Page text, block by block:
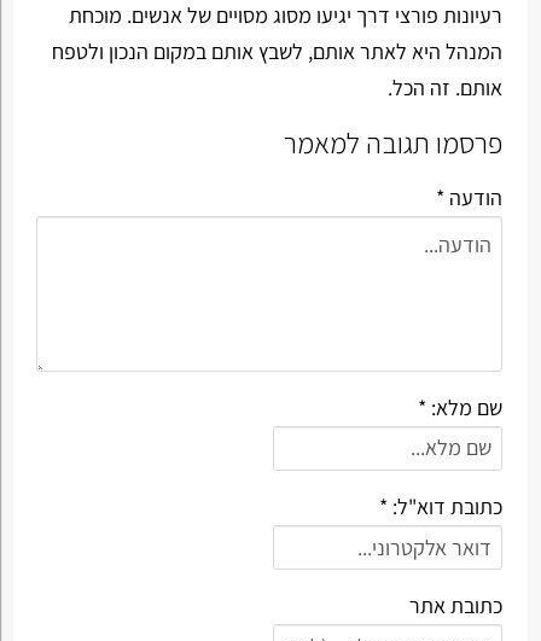
רעיונות פורצי דרך יגיעו מסוג מסויים של אנשים. מוכחת
המנהל היא לאתר אותם, לשבץ אותם במקום הנכון ולטפח
אותם. זה הכל.
פרסמו תגובה למאמר
הודעה *
שם מלא: *
כתובת דוא"ל: *
כתובת אתר